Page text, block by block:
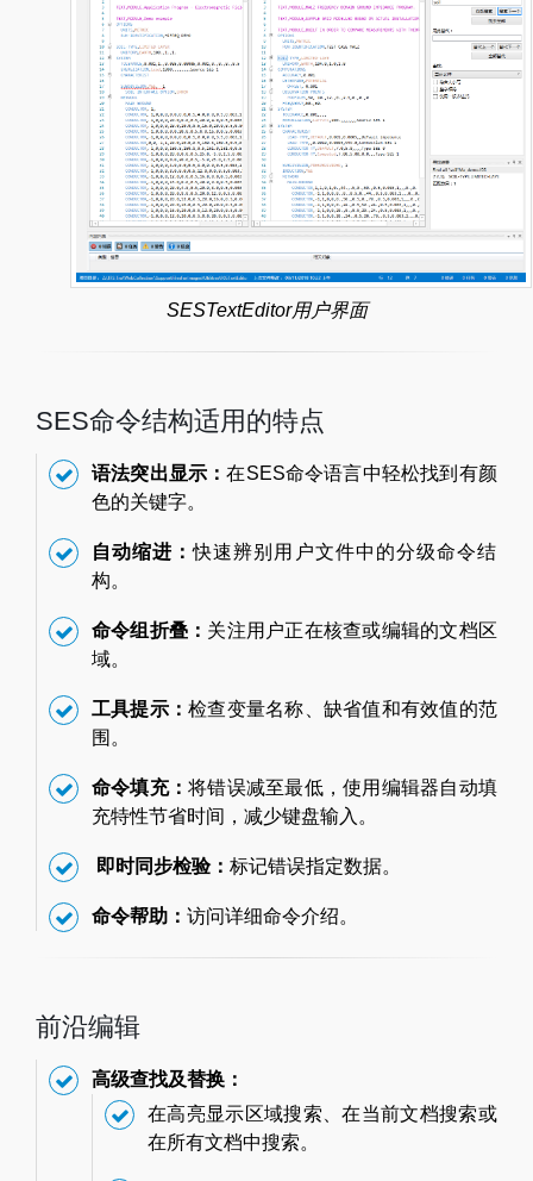
SESTextEditor用户界面
SES命令结构适用的特点
语法突出显示：在SES命令语言中轻松找到有颜
色的关键字。
自动缩进：快速辨别用户文件中的分级命令结
构。
命令组折叠： 关注用户正在核查或编辑的文档区
域。
工具提示：检查变量名称、缺省值和有效值的范
围。
命令填充：将错误减至最低，使用编辑器自动填
充特性节省时间，减少键盘输入。
即时同步检验： 标记错误指定数据。
命令帮助： 访问详细命令介绍。
前沿编辑
高级查找及替换：
在高亮显示区域搜索、在当前文档搜索或
在所有文档中搜索。